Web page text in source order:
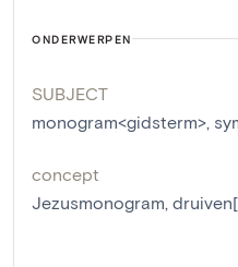
ONDERWERPEN
SUBJECT
monogram<gidsterm>
concept
Jezusmonogram